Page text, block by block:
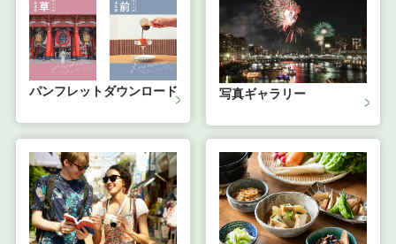
パンフレットダウンロード 写真ギャラリー